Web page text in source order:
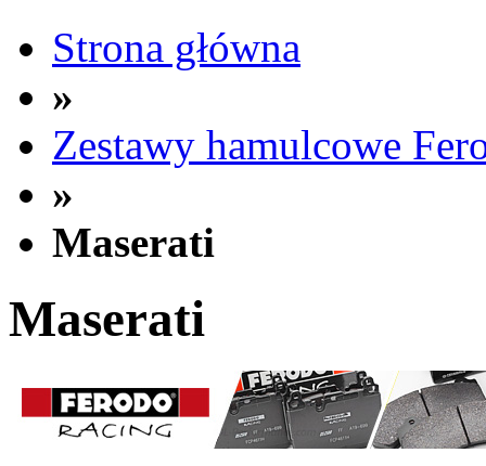
Strona główna
»
Zestawy hamulcowe
»
Maserati
Maserati